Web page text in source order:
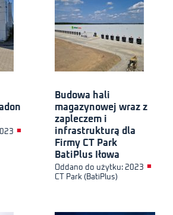
■
Budowa hali
magazynowej wraz z
zapleczem i
infrastrukturą dla
Firmy CT Park
BatiPlus Iłowa
Oddano do użytku: 2023 ■
CT Park (BatiPlus)